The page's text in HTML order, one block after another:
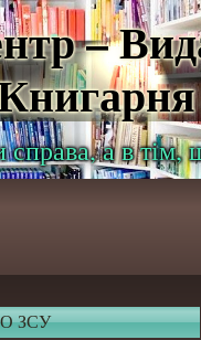
–
справа, а в
ЗСУ